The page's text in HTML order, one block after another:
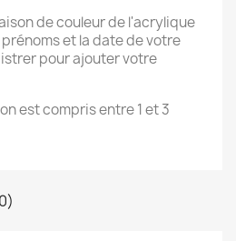
de couleur de l'acrylique
et la date de votre
pour ajouter votre
est compris entre 1 et 3